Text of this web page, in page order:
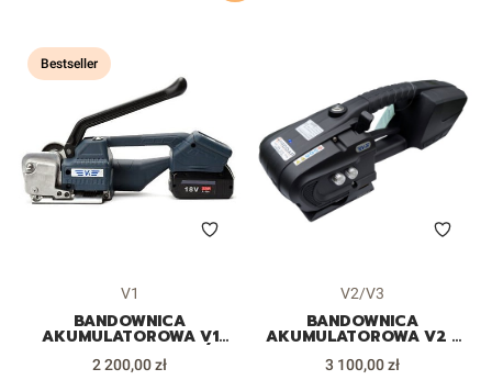
Bestseller
Kod produktu
V1
BANDOWNICA
AKUMULATOROWA V1
RĘCZNA DO KARTONÓW
PUDEŁEK PACZEK
Cena
2 200,00 zł
Kod produktu
V2/V3
BANDOWNICA
AKUMULATOROWA V2 /
KARTONÓW PUDEŁEK
Cena
3 100,00 zł